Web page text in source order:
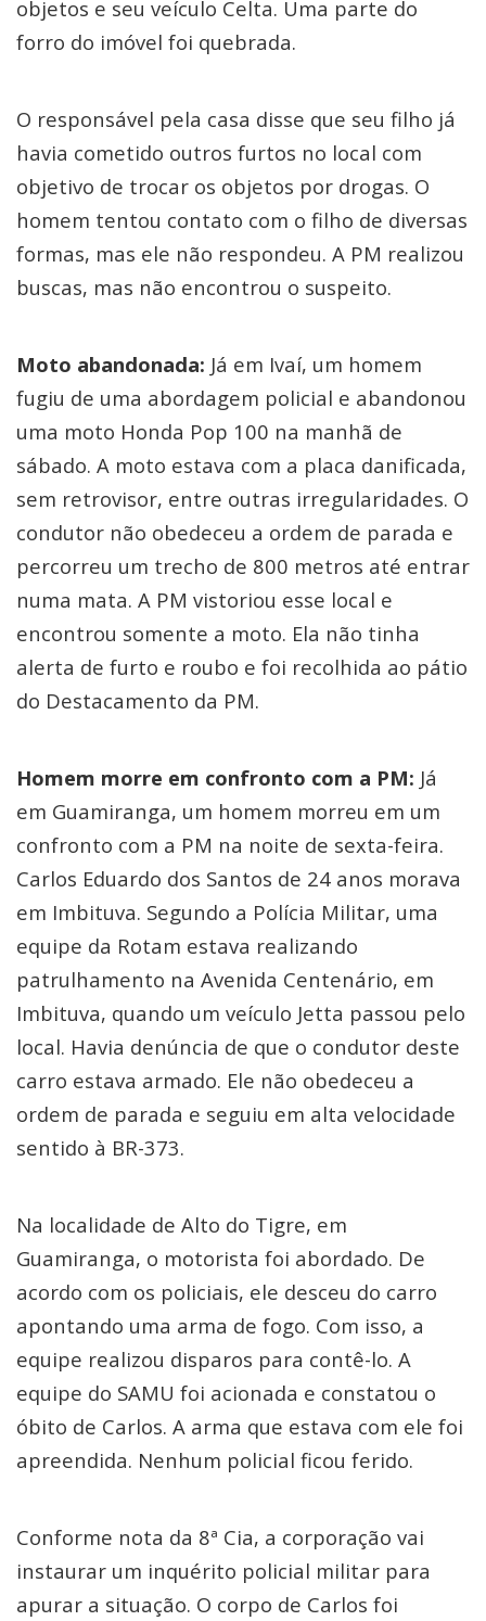
objetos e seu veículo Celta. Uma parte do
forro do imóvel foi quebrada.
O responsável pela casa disse que seu filho já
havia cometido outros furtos no local com
objetivo de trocar os objetos por drogas. O
homem tentou contato com o filho de diversas
formas, mas ele não respondeu. A PM realizou
buscas, mas não encontrou o suspeito.
Moto abandonada: Já em Ivaí, um homem
fugiu de uma abordagem policial e abandonou
uma moto Honda Pop 100 na manhã de
sábado. A moto estava com a placa danificada,
sem retrovisor, entre outras irregularidades. O
condutor não obedeceu a ordem de parada e
percorreu um trecho de 800 metros até entrar
numa mata. A PM vistoriou esse local e
encontrou somente a moto. Ela não tinha
alerta de furto e roubo e foi recolhida ao pátio
do Destacamento da PM.
Homem morre em confronto com a PM: Já
em Guamiranga, um homem morreu em um
confronto com a PM na noite de sexta-feira.
Carlos Eduardo dos Santos de 24 anos morava
em Imbituva. Segundo a Polícia Militar, uma
equipe da Rotam estava realizando
patrulhamento na Avenida Centenário, em
Imbituva, quando um veículo Jetta passou pelo
local. Havia denúncia de que o condutor deste
carro estava armado. Ele não obedeceu a
ordem de parada e seguiu em alta velocidade
sentido à BR-373.
Na localidade de Alto do Tigre, em
Guamiranga, o motorista foi abordado. De
acordo com os policiais, ele desceu do carro
apontando uma arma de fogo. Com isso, a
equipe realizou disparos para contê-lo. A
equipe do SAMU foi acionada e constatou o
óbito de Carlos. A arma que estava com ele foi
apreendida. Nenhum policial ficou ferido.
Conforme nota da 8ª Cia, a corporação vai
instaurar um inquérito policial militar para
apurar a situação. O corpo de Carlos foi